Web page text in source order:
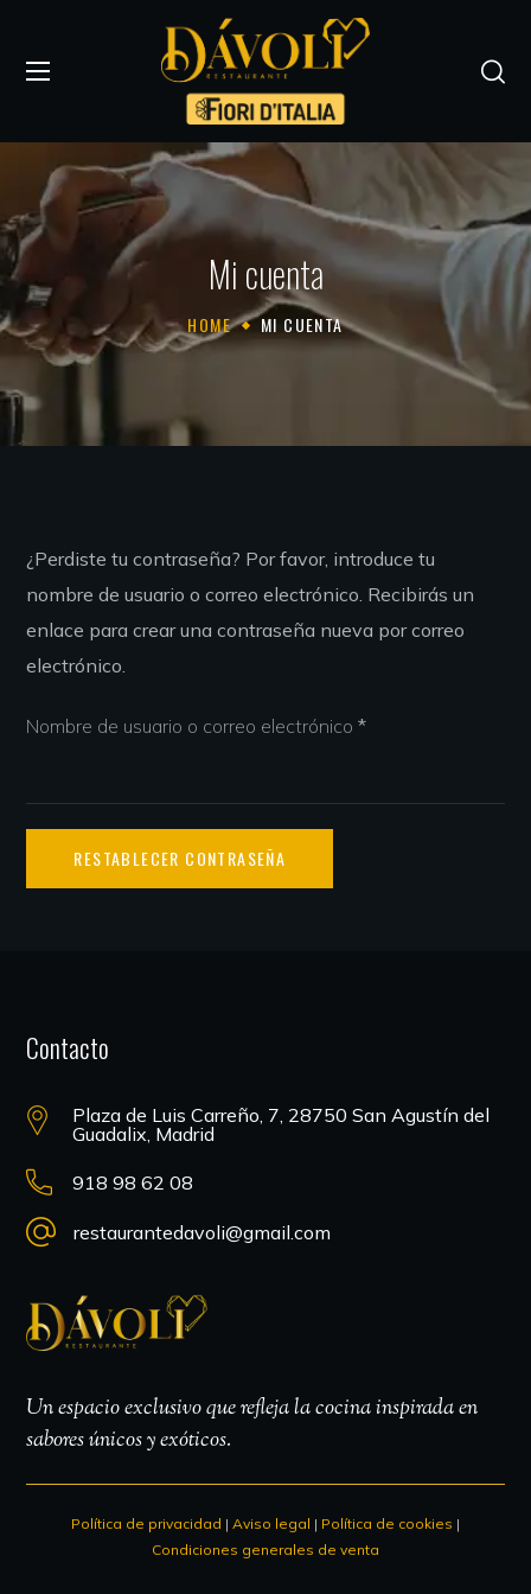
Mi cuenta
HOME MI CUENTA
¿Perdiste tu contraseña? Por favor, introduce tu
nombre de usuario o correo electrónico. Recibirás un
enlace para crear una contraseña nueva por correo
electrónico.
Nombre de usuario o correo electrónico*
RESTABLECER CONTRASEÑA
Contacto
Plaza de Luis Carreño, 7, 28750 San Agustín del
Guadalix, Madrid
918 98 62 08
restaurantedavoli@gmail.com
Un espacio exclusivo que refleja la cocina inspirada en
sabores únicos y exóticos.
Política de privacidad | Aviso legal | Política de cookies |
Condiciones generales de venta